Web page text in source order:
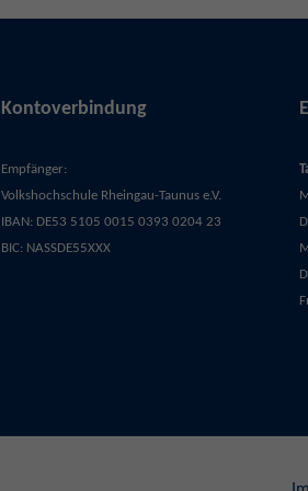
Kontoverbindung
Empfänger:
Volkshochschule Rheingau-Taunus e.V.
IBAN: DE53 5105 0015 0393 0204 23
BIC: NASSDE55XXX